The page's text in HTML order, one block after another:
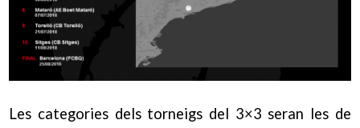
Les categories dels torneigs del 3×3 seran les de